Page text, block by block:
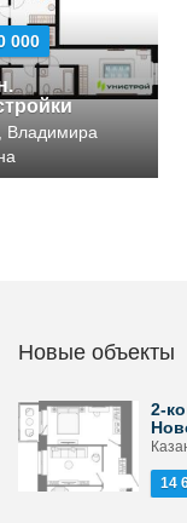
000
Владимира
Новые объекты
2-
14